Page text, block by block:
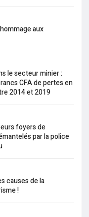
aux
le secteur minier :
CFA de pertes en
2014 et 2019
foyers de
par la police
causes de la
!